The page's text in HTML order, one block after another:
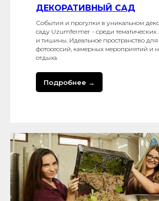
ДЕКОРАТИВНЫЙ САД
События и прогулки в уникальном
саду Uzumfermer - среди тематических
и тишины. Идеальное пространство для
фотосессий, камерных мероприятий и
отдыха.
Подробнее →